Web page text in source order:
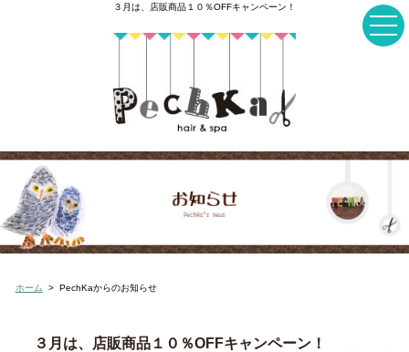
３月は、店販商品１０％OFFキャンペーン！
ホーム > PechKaからのお知らせ
３月は、店販商品１０％OFFキャンペーン！